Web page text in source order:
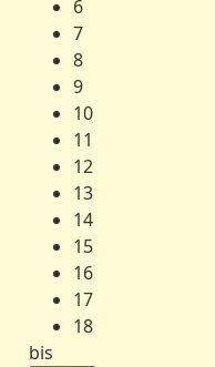
6
7
8
9
10
11
12
13
14
15
16
17
18
bis